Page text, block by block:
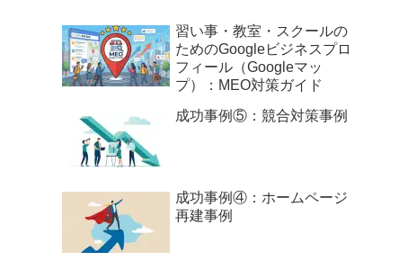
習い事・教室・スクールの
ためのGoogleビジネスプロ
フィール（Googleマッ
プ）：MEO対策ガイド
成功事例⑤：競合対策事例
成功事例④：ホームページ
再建事例